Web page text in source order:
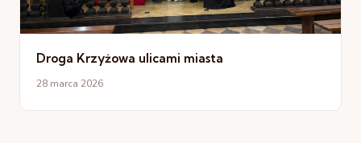
Droga Krzyżowa ulicami miasta
28 marca 2026